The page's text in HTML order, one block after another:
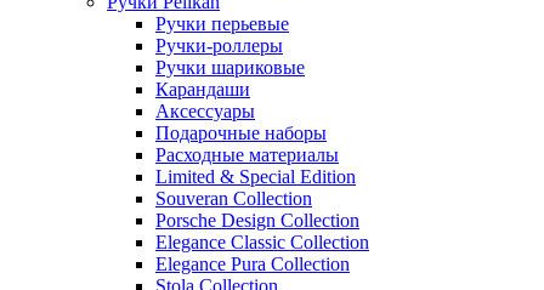
Ручки перьевые
Ручки-роллеры
Ручки шариковые
Карандаши
Аксессуары
Подарочные наборы
Расходные материалы
Limited & Special Edition
Souveran Collection
Porsche Design Collection
Elegance Classic Collection
Elegance Pura Collection